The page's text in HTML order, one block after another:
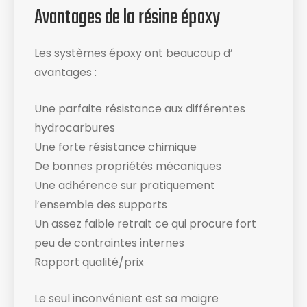
Avantages de la résine époxy
Les systèmes époxy ont beaucoup d’
avantages :
Une parfaite résistance aux différentes
hydrocarbures
Une forte résistance chimique
De bonnes propriétés mécaniques
Une adhérence sur pratiquement
l’ensemble des supports
Un assez faible retrait ce qui procure fort
peu de contraintes internes
Rapport qualité/prix
Le seul inconvénient est sa maigre